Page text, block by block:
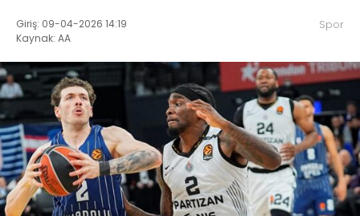
Giriş: 09-04-2026 14:19
Kaynak: AA
Spor